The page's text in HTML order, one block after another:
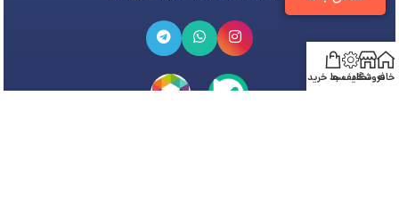
خانهفروشگاه
تخفیف هاسبد خرید